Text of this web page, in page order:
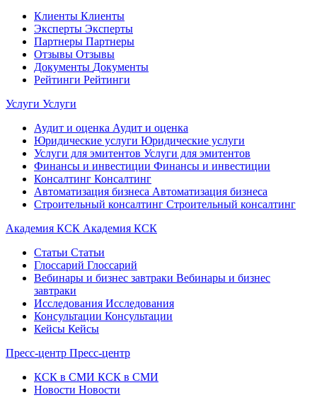
Клиенты Клиенты
Эксперты Эксперты
Партнеры Партнеры
Отзывы Отзывы
Документы Документы
Рейтинги Рейтинги
Услуги Услуги
Аудит и оценка Аудит и оценка
Юридические услуги Юридические услуги
Услуги для эмитентов Услуги для эмитентов
Финансы и инвестиции Финансы и инвестиции
Консалтинг Консалтинг
Автоматизация бизнеса Автоматизация бизнеса
Строительный консалтинг Строительный консалтинг
Академия КСК Академия КСК
Статьи Статьи
Глоссарий Глоссарий
Вебинары и бизнес завтраки Вебинары и бизнес
завтраки
Исследования Исследования
Консультации Консультации
Кейсы Кейсы
Пресс-центр Пресс-центр
КСК в СМИ КСК в СМИ
Новости Новости